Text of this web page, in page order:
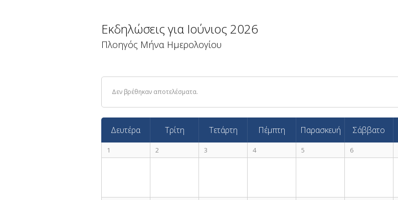
Εκδηλώσεις για Ιούνιος 2026
Πλοηγός Μήνα Ημερολογίου
Δεν βρέθηκαν αποτελέσματα.
Δευτέρα Τρίτη Τετάρτη Πέμπτη Παρασκευή Σάββατο
1 2 3 4 5 6